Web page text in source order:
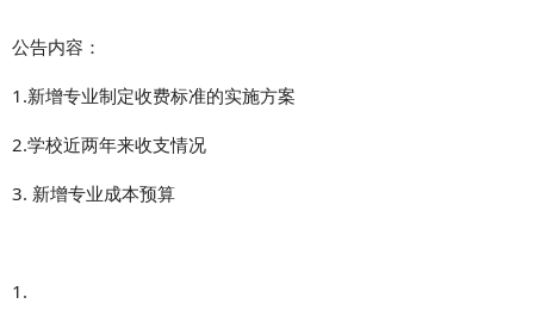
公告内容：
1.新增专业制定收费标准的实施方案
2.学校近两年来收支情况
3. 新增专业成本预算
1.